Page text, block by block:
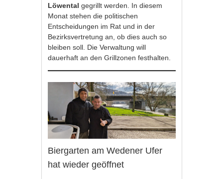
Löwental gegrillt werden. In diesem
Monat stehen die politischen
Entscheidungen im Rat und in der
Bezirksvertretung an, ob dies auch so
bleiben soll. Die Verwaltung will
dauerhaft an den Grillzonen festhalten.
Biergarten am Wedener Ufer
hat wieder geöffnet